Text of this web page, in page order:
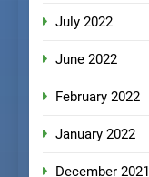
July 2022
June 2022
February 2022
January 2022
December 2021